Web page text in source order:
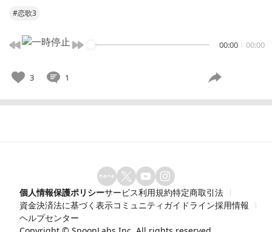
#恋歌3
00:00 00:00
3 1
個人情報保護ポリシーサービス利用規約特定商取引法
資金決済法に基づく表示コミュニティガイドライン採用情報
ヘルプセンター